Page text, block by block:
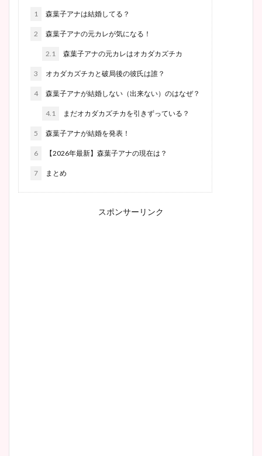
1 森葉子アナは結婚してる？
2 森葉子アナの元カレが気になる！
2.1 森葉子アナの元カレはオカダカズチカ
3 オカダカズチカと破局後の彼氏は誰？
4 森葉子アナが結婚しない（出来ない）のはなぜ？
4.1 まだオカダカズチカを引きずっている？
5 森葉子アナが結婚を発表！
6 【2026年最新】森葉子アナの現在は？
7 まとめ
スポンサーリンク